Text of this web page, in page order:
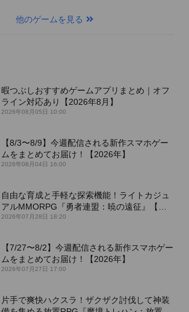
他のゲームを見る
暇つぶしおすすめゲームアプリまとめ｜オフ
ライン対応あり【2026年8月】
2026年08月05日 10:00
【8/3〜8/9】今週配信される新作スマホゲー
ムをまとめてお届け！【2026年】
2026年08月04日 16:00
自由な育成と手軽な探索機能！ライトカジュ
アルMMORPG『勇者連盟：暁の遠征』【最
新作PICKUP】
2026年07月28日 18:20
【7/27〜8/2】今週配信される新作スマホゲー
ムをまとめてお届け！【2026年】
2026年07月27日 17:00
片手で爽快ハクスラ！ザクザク討伐して神装